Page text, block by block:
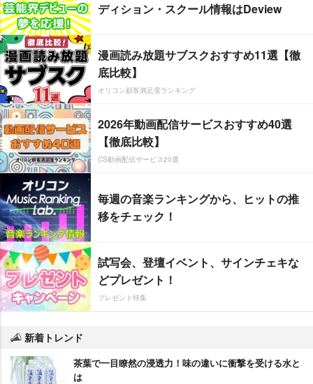
ディション・スクール情報はDeview
漫画読み放題サブスクおすすめ11選【徹
底比較】
オリコン顧客満足度ランキング
2026年動画配信サービスおすすめ40選
【徹底比較】
CS動画配信サービス20選
毎週の音楽ランキングから、ヒットの推
移をチェック！
試写会、登壇イベント、サインチェキな
どプレゼント！
プレゼント特集
新着トレンド
茶葉で一目瞭然の浸透力！味の違いに衝撃を受ける水と
は